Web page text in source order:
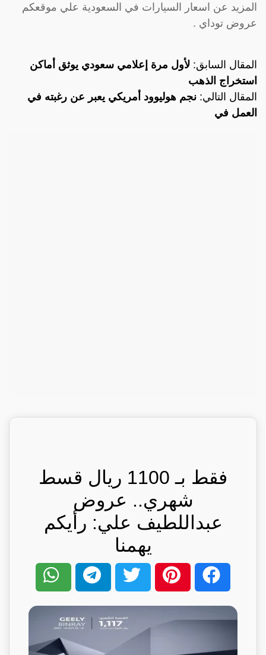
المزيد عن اسعار السيارات في السعودية علي موقعكم
عروض توداي .
المقال السابق: لأول مرة إعلامي سعودي يوثق أماكن
استخراج الذهب
المقال التالي: نجم هوليوود أمريكي يعبر عن رغبته في
العمل في
فقط بـ 1100 ريال قسط
شهري.. عروض
عبداللطيف علي: رأيكم
يهمنا